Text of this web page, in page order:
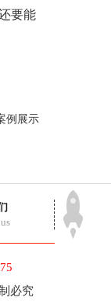
要能
例展示
必究